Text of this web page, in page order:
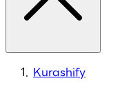
Kurashify